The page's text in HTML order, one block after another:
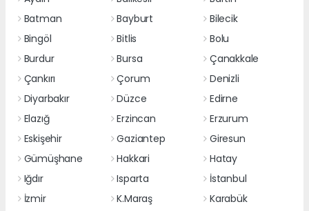
Batman
Bayburt
Bilecik
Bingöl
Bitlis
Bolu
Burdur
Bursa
Çanakkale
Çankırı
Çorum
Denizli
Diyarbakır
Düzce
Edirne
Elazığ
Erzincan
Erzurum
Eskişehir
Gaziantep
Giresun
Gümüşhane
Hakkari
Hatay
Iğdır
Isparta
İstanbul
İzmir
K.Maraş
Karabük